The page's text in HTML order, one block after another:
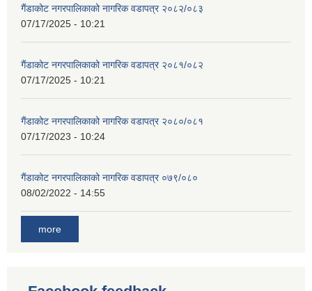
गैंडाकोट नगरपालिकाको नागरिक वडापत्र २०८२/०८३
07/17/2025 - 10:21
गैंडाकोट नगरपालिकाको नागरिक वडापत्र २०८१/०८२
07/17/2025 - 10:21
गैंडाकोट नगरपालिकाको नागरिक वडापत्र २०८०/०८१
07/17/2023 - 10:24
गैंडाकोट नगरपालिकाको नागरिक वडापत्र ०७९/०८०
08/02/2022 - 14:55
more